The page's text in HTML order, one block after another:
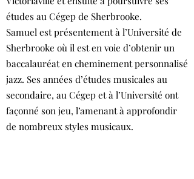
études au Cégep de Sherbrooke.
Samuel est présentement à l’Université de
Sherbrooke où il est en voie d’obtenir un
baccalauréat en cheminement personnalisé
jazz. Ses années d’études musicales au
secondaire, au Cégep et à l’Université ont
façonné son jeu, l’amenant à approfondir
de nombreux styles musicaux.